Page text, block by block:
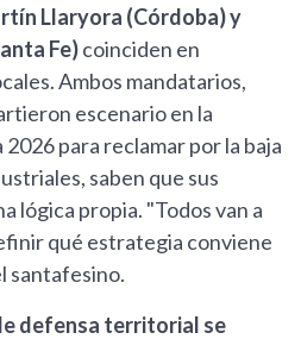
Llaryora (Córdoba) y
Fe)coinciden en
Ambos mandatarios,
escenario en la
para reclamar por la baja
saben que sus
lógica propia. "Todos van a
qué estrategia conviene
santafesino.
defensa territorial se